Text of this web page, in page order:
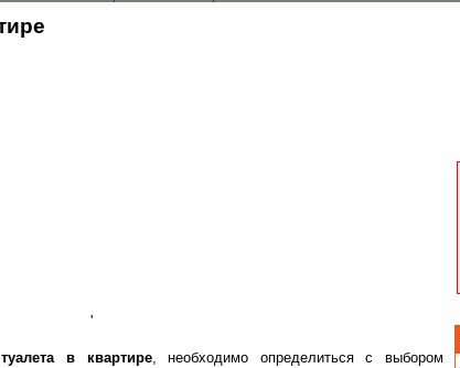
'
в квартире, необходимо определиться с выбором